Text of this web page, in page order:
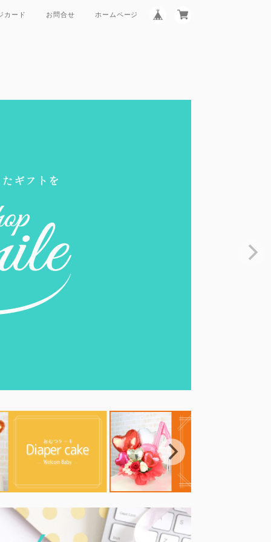
カード お問合せ ホームページ